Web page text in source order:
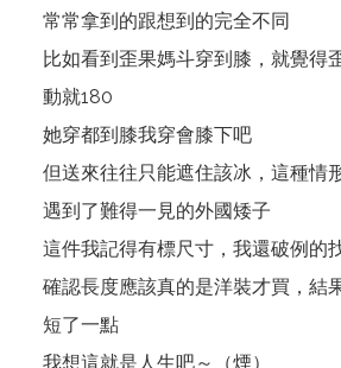
常常拿到的跟想到的完全不同
比如看到歪果媽斗穿到膝，就覺得
動就180
她穿都到膝我穿會膝下吧
但送來往往只能遮住該冰，這種情
遇到了難得一見的外國矮子
這件我記得有標尺寸，我還破例的
確認長度應該真的是洋裝才買，結
短了一點
我想這就是人生吧～（煙）